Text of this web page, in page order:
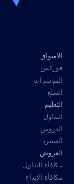
الأسواق
فوركس
المؤشرات
السلع
التعليم
التداول
الدروس
المسرد
العروض
مكافأة التداول
مكافأة الإيداع